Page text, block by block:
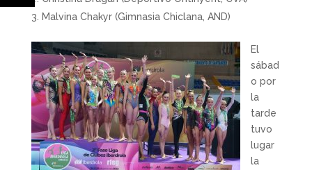
Malvina Chakyr (Gimnasia Chiclana, AND)
El
sábad
o por
la
tarde
tuvo
lugar
la